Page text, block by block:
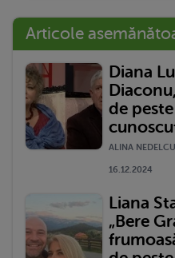
Articole
Diana
de
ALINA
16.12.2024
Liana
„Bere